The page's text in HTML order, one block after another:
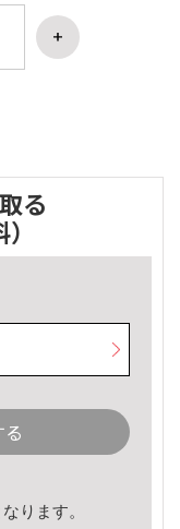
る
ります。